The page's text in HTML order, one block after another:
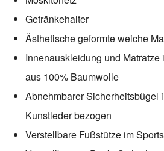
Getränkehalter
Ästhetische geformte weiche
Innenauskleidung und
aus 100% Baumwolle
Abnehmbarer Sicherheitsbügel
Kunstleder bezogen
Verstellbare Fußstütze im